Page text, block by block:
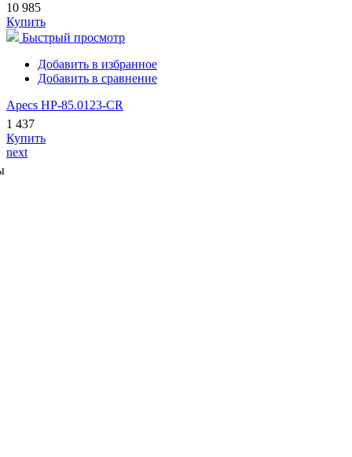
10 985
Купить
Быстрый просмотр
Добавить в избранное
Добавить в сравнение
Apecs HP-85.0123-CR
1 437
Купить
next